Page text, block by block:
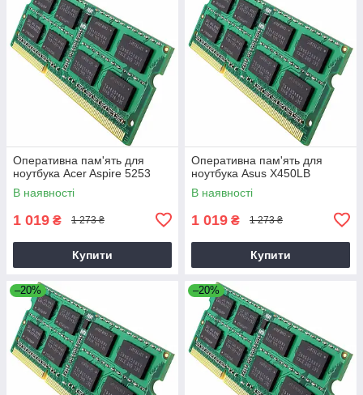
Оперативна пам'ять для
ноутбука Acer Aspire 5253
В наявності
1 019 ₴ 1 273 ₴
Купити
Оперативна пам'ять для
ноутбука Asus X450LB
В наявності
1 019 ₴ 1 273 ₴
Купити
–20% –20%